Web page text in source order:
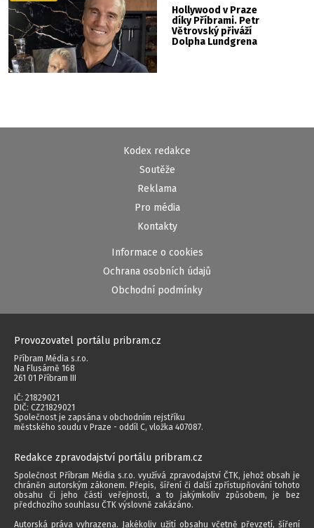
Hollywood v Praze
díky Příbrami. Petr
Větrovský přiváží
Dolpha Lundgrena
Kodex redakce
Soutěže
Reklama
Pro média
Kontakty
Informace o cookies
Ochrana osobních údajů
Obchodní podmínky
Provozovatel portálu pribram.cz
Příbram Média s.r.o.
Na Flusárně 168
261 01 Příbram III
IČ: 21829021
DIČ: CZ21829021
Společnost je zapsána v obchodním rejstříku
městského soudu v Praze - oddíl C, vložka 407087.
Redakce zpravodajství portálu pribram.cz
Společnost Příbram Média s.r.o. využívá zpravodajství ČTK, jehož obsah je
chráněn autorským zákonem. Přepis, šíření či další zpřístupňování tohoto
obsahu či jeho části veřejnosti, a to jakýmkoliv způsobem, je bez
předchozího souhlasu ČTK výslovně zakázáno.
Autorská práva vyhrazena. Jakékoliv užití obsahu včetně převzetí, šíření